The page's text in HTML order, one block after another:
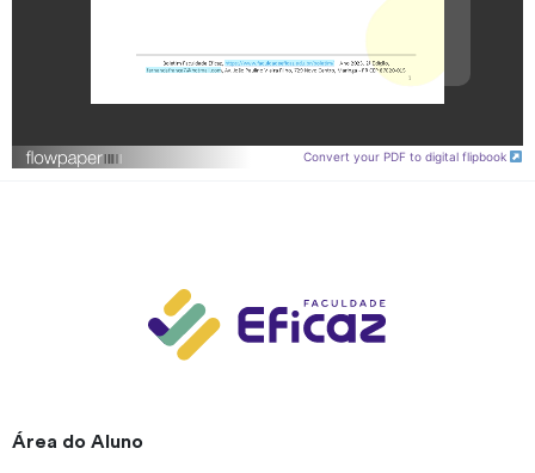
Convert your PDF to digital flipbook
Área do Aluno